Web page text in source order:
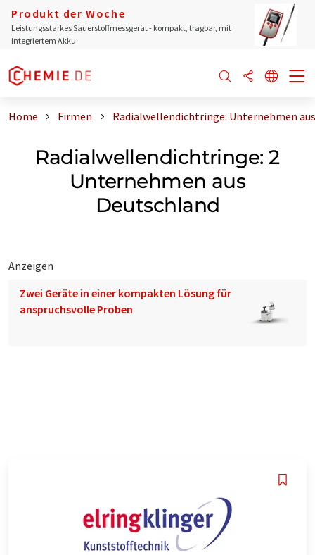
Produkt der Woche
Leistungsstarkes Sauerstoffmessgerät - kompakt, tragbar, mit
integriertem Akku
Home Firmen Radialwellendichtringe: Unternehmen
Radialwellendichtringe: 2
Unternehmen aus
Deutschland
Anzeigen
Zwei Geräte in einer kompakten Lösung für
anspruchsvolle Proben